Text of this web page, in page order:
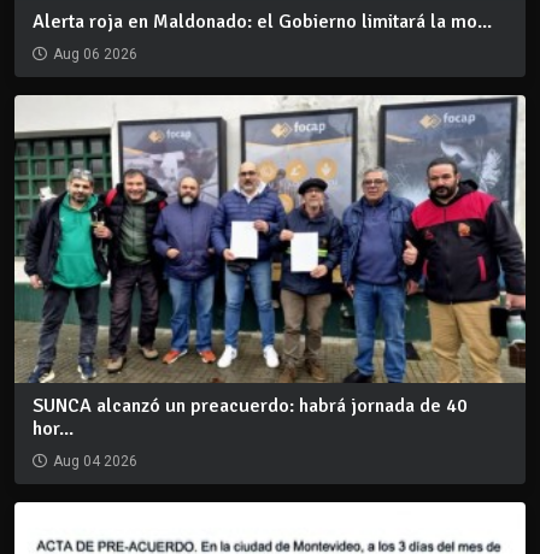
Alerta roja en Maldonado: el Gobierno limitará la mo...
Aug 06 2026
SUNCA alcanzó un preacuerdo: habrá jornada de 40
hor...
Aug 04 2026